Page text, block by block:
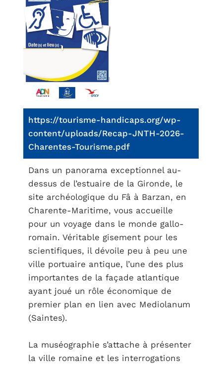
https://tourisme-handicaps.org/wp-
content/uploads/Recap-JNTH-2026-
Charentes-Tourisme.pdf
Dans un panorama exceptionnel au-
dessus de l’estuaire de la Gironde, le
site archéologique du Fâ à Barzan, en
Charente-Maritime, vous accueille
pour un voyage dans le monde gallo-
romain. Véritable gisement pour les
scientifiques, il dévoile peu à peu une
ville portuaire antique, l’une des plus
importantes de la façade atlantique
ayant joué un rôle économique de
premier plan en lien avec Mediolanum
(Saintes).
La muséographie s’attache à présenter
la ville romaine et les interrogations